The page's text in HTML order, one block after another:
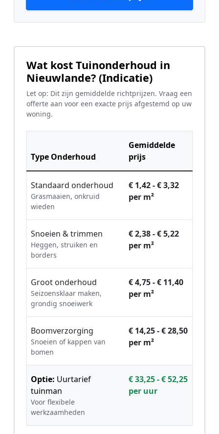
Wat kost Tuinonderhoud in
Nieuwlande? (Indicatie)
Let op: Dit zijn gemiddelde richtprijzen. Vraag een
offerte aan voor een exacte prijs afgestemd op uw
woning.
Type Onderhoud
Gemiddelde
prijs
Standaard onderhoud
Grasmaaien, onkruid
wieden
€ 1,42 - € 3,32
per m²
Snoeien & trimmen
Heggen, struiken en
borders
€ 2,38 - € 5,22
per m²
Groot onderhoud
Seizoensklaar maken,
grondig snoeiwerk
€ 4,75 - € 11,40
per m²
Boomverzorging
Snoeien of kappen van
bomen
€ 14,25 - € 28,50
per m²
Optie: Uurtarief
tuinman
Voor flexibele
werkzaamheden
€ 33,25 - € 52,25
per uur